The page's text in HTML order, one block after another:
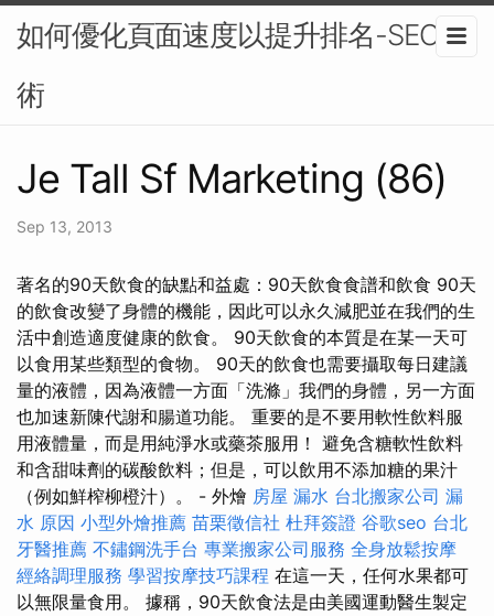
如何優化頁面速度以提升排名-SEO技
術
Je Tall Sf Marketing (86)
Sep 13, 2013
著名的90天飲食的缺點和益處：90天飲食食譜和飲食 90天
的飲食改變了身體的機能，因此可以永久減肥並在我們的生
活中創造適度健康的飲食。 90天飲食的本質是在某一天可
以食用某些類型的食物。 90天的飲食也需要攝取每日建議
量的液體，因為液體一方面「洗滌」我們的身體，另一方面
也加速新陳代謝和腸道功能。 重要的是不要用軟性飲料服
用液體量，而是用純淨水或藥茶服用！ 避免含糖軟性飲料
和含甜味劑的碳酸飲料；但是，可以飲用不添加糖的果汁
（例如鮮榨柳橙汁）。 - 外燴 房屋 漏水 台北搬家公司 漏
水 原因 小型外燴推薦 苗栗徵信社 杜拜簽證 谷歌seo 台北
牙醫推薦 不鏽鋼洗手台 專業搬家公司服務 全身放鬆按摩
經絡調理服務 學習按摩技巧課程 在這一天，任何水果都可
以無限量食用。 據稱，90天飲食法是由美國運動醫生製定